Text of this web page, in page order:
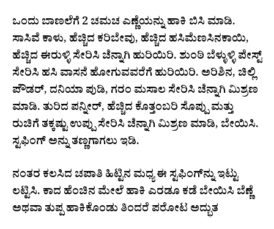
ಒಂದು ಬಾಣಲೆಗೆ 2 ಚಮಚ ಎಣ್ಣೆಯನ್ನು ಹಾಕಿ ಬಿಸಿ ಮಾಡಿ.
ಸಾಸಿವೆ ಕಾಳು, ಹೆಚ್ಚಿದ ಕರಿಬೇವು, ಹೆಚ್ಚಿದ ಹಸಿಮೆಣಸಿನಕಾಯಿ,
ಹೆಚ್ಚಿದ ಈರುಳ್ಳಿ ಸೇರಿಸಿ ಚೆನ್ನಾಗಿ ಹುರಿಯಿರಿ. ಶುಂಠಿ ಬೆಳ್ಳುಳ್ಳಿ ಪೇಸ್ಟ್
ಸೇರಿಸಿ ಹಸಿ ವಾಸನೆ ಹೋಗುವವರೆಗೆ ಹುರಿಯಿರಿ. ಅರಿಶಿನ, ಚಿಲ್ಲಿ
ಪೌಡರ್, ದನಿಯಾ ಪುಡಿ, ಗರಂ ಮಸಾಲ ಸೇರಿಸಿ ಚೆನ್ನಾಗಿ ಮಿಶ್ರಣ
ಮಾಡಿ. ತುರಿದ ಪನ್ನೀರ್, ಹೆಚ್ಚಿದ ಕೊತ್ತಂಬರಿ ಸೊಪ್ಪು ಮತ್ತು
ರುಚಿಗೆ ತಕ್ಕಷ್ಟು ಉಪ್ಪು ಸೇರಿಸಿ ಚೆನ್ನಾಗಿ ಮಿಶ್ರಣ ಮಾಡಿ, ಬೇಯಿಸಿ.
ಸ್ಟಫಿಂಗ್ ಅನ್ನು ತಣ್ಣಗಾಗಲು ಇಡಿ.
ನಂತರ ಕಲಸಿದ ಚಪಾತಿ ಹಿಟ್ಟಿನ ಮಧ್ಯ ಈ ಸ್ಟಫಿಂಗ್‌ನ್ನು ಇಟ್ಟು
ಲಟ್ಟಿಸಿ. ಕಾದ ಹೆಂಚಿನ ಮೇಲೆ ಹಾಕಿ ಎರಡೂ ಕಡೆ ಬೇಯಿಸಿ ಬೆಣ್ಣೆ
ಅಥವಾ ತುಪ್ಪ ಹಾಕಿಕೊಂಡು ತಿಂದರೆ ಪರೋಟ ಅದ್ಭುತ